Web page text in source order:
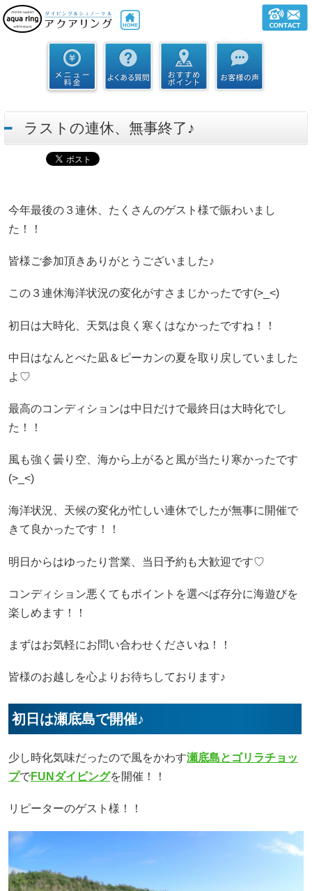
ラストの連休、無事終了♪
今年最後の３連休、たくさんのゲスト様で賑わいまし
た！！
皆様ご参加頂きありがとうございました♪
この３連休海洋状況の変化がすさまじかったです(>_<)
初日は大時化、天気は良く寒くはなかったですね！！
中日はなんとべた凪＆ピーカンの夏を取り戻していました
よ♡
最高のコンディションは中日だけで最終日は大時化でし
た！！
風も強く曇り空、海から上がると風が当たり寒かったです
(>_<)
海洋状況、天候の変化が忙しい連休でしたが無事に開催で
きて良かったです！！
明日からはゆったり営業、当日予約も大歓迎です♡
コンディション悪くてもポイントを選べば存分に海遊びを
楽しめます！！
まずはお気軽にお問い合わせくださいね！！
皆様のお越しを心よりお待ちしております♪
初日は瀬底島で開催♪
少し時化気味だったので風をかわす瀬底島とゴリラチョッ
プでFUNダイビングを開催！！
リピーターのゲスト様！！